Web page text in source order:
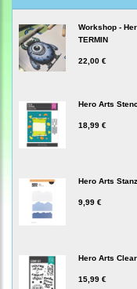
Workshop -
TERMIN
22,00 €
Hero Arts
18,99 €
Hero Arts
9,99 €
Hero Arts
15,99 €